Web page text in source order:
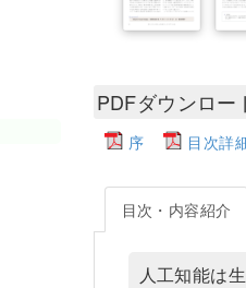
PDFダウンロー
序 目次詳
目次・内容紹介
人工知能は